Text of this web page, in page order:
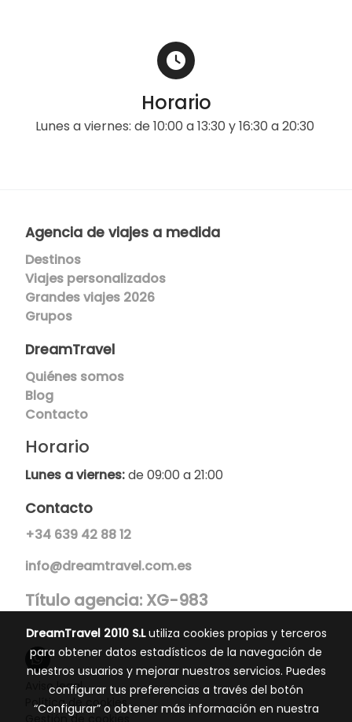
Horario
Lunes a viernes: de 10:00 a 13:30 y 16:30 a 20:30
Agencia de viajes a medida
Destinos
Viajes personalizados
Grandes viajes 2026
Grupos
DreamTravel
Quiénes somos
Blog
Contacto
Horario
Lunes a viernes:de 09:00 a 21:00
Contacto
+34 639 42 88 12
info@dreamtravel.com.es
Título agencia: XG-983
Aviso legal
Política de cookies
DreamTravel 2010 S.Lutiliza cookies propias y terceros
para obtener datos estadísticos de la navegación de
nuestros usuarios y mejorar nuestros servicios. Puedes
configurar tus preferencias a través del botón
“Configurar” o obtener más información en nuestra